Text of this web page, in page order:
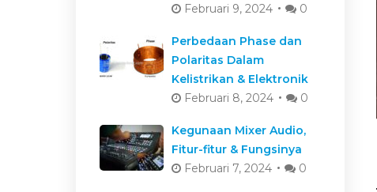
Februari 9, 2024
0
Perbedaan Phase dan
Polaritas Dalam
Kelistrikan & Elektronik
Februari 8, 2024
0
Kegunaan Mixer Audio,
Fitur-fitur & Fungsinya
Februari 7, 2024
0